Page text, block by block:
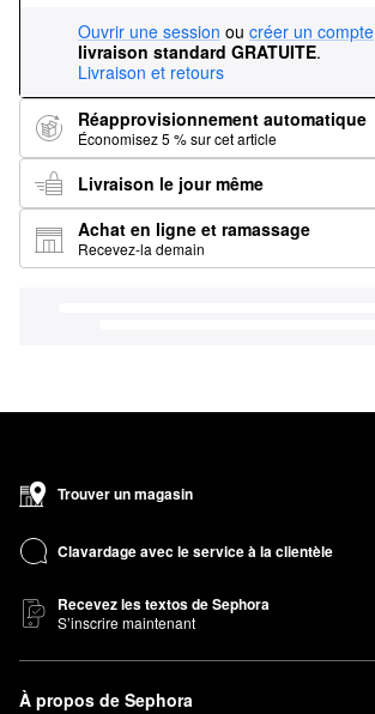
Ouvrir une session ou créer un compte
livraison standard GRATUITE.
Livraison et retours
Réapprovisionnement automatique
Économisez 5 % sur cet article
Livraison le jour même
Achat en ligne et ramassage
Recevez-la demain
Trouver un magasin
Clavardage avec le service à la clientèle
Recevez les textos de Sephora
S’inscrire maintenant
À propos de Sephora